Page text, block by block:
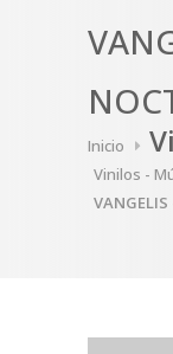
Inicio
Vinilos -